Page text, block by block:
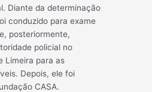
Diante da determinação
conduzido para exame
posteriormente,
policial no
Limeira para as
Depois, ele foi
CASA.